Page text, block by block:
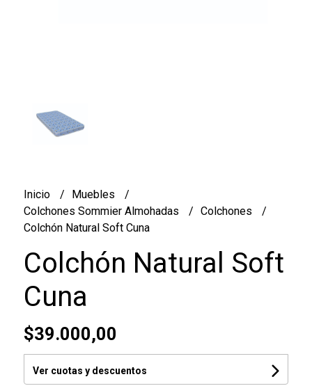
Inicio
Muebles
Colchones Sommier Almohadas
Colchones
Colchón Natural Soft Cuna
Colchón Natural Soft
Cuna
$39.000,00
Ver cuotas y descuentos